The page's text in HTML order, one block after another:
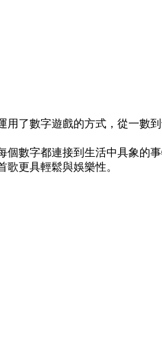
了數字遊戲的方式，從一數
數字都連接到生活中具象的
更具輕鬆與娛樂性。